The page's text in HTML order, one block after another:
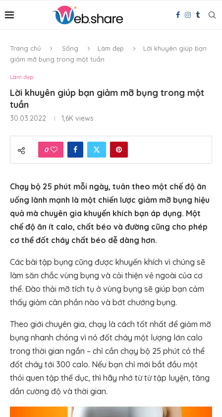
Trang chủ Sống Làm đẹp
Lời khuyên giúp bạn
giảm mỡ bụng trong một tuần
Làm đẹp
Lời khuyên giúp bạn giảm mỡ bụng trong một
tuần
30.03.2022 1,6K views
0
Chạy bộ 25 phút mỗi ngày, tuân theo một chế độ ăn
uống lành mạnh là một chiến lược giảm mỡ bụng hiệu
quả mà chuyên gia khuyến khích bạn áp dụng. Một
chế độ ăn ít calo, chất béo và đường cũng cho phép
cơ thể đốt cháy chất béo dễ dàng hơn.
Các bài tập bụng cũng được khuyến khích vì chúng sẽ
làm săn chắc vùng bụng và cải thiện vẻ ngoài của cơ
thể. Đào thải mỡ tích tụ ở vùng bụng sẽ giúp bạn cảm
thấy giảm cân phần nào và bớt chướng bụng.
Theo giới chuyên gia, chạy là cách tốt nhất để giảm mỡ
bụng nhanh chóng vì nó đốt cháy một lượng lớn calo
trong thời gian ngắn – chỉ cần chạy bộ 25 phút có thể
đốt cháy tới 300 calo. Nếu bạn chỉ mới bắt đầu một
thói quen tập thể dục, thì hãy nhớ từ từ tập luyện, tăng
dần cường độ và thời gian.